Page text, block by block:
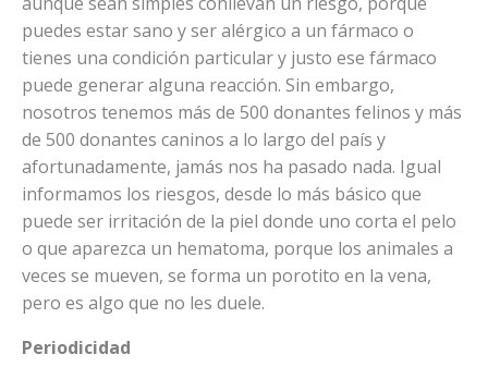
puedes estar sano y ser alérgico a un fármaco o
tienes una condición particular y justo ese fármaco
puede generar alguna reacción. Sin embargo,
nosotros tenemos más de 500 donantes felinos y más
de 500 donantes caninos a lo largo del país y
afortunadamente, jamás nos ha pasado nada. Igual
informamos los riesgos, desde lo más básico que
puede ser irritación de la piel donde uno corta el pelo
o que aparezca un hematoma, porque los animales a
veces se mueven, se forma un porotito en la vena,
pero es algo que no les duele.
Periodicidad